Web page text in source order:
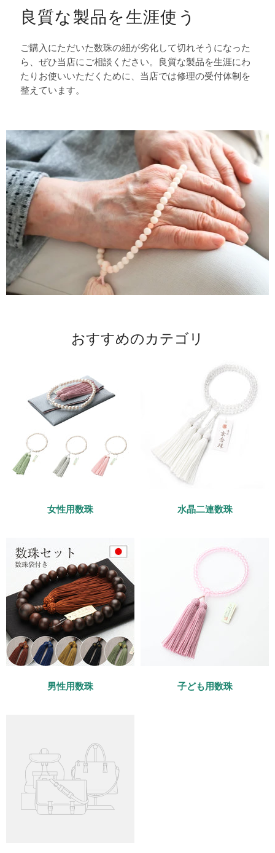
良質な製品を生涯使う
ご購入にただいた数珠の紐が劣化して切れそうになった
ら、ぜひ当店にご相談ください。良質な製品を生涯にわ
たりお使いいただくために、当店では修理の受付体制を
整えています。
おすすめのカテゴリ
女性用数珠 水晶二連数珠
男性用数珠 子ども用数珠